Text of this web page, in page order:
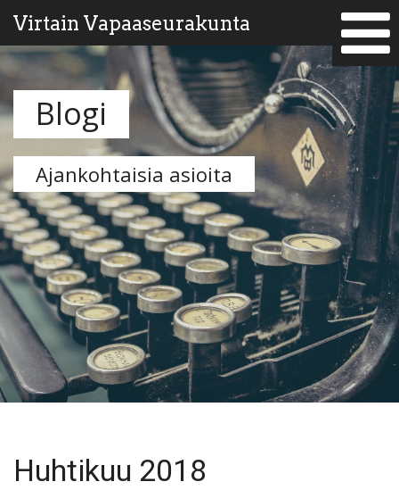
Virtain Vapaaseurakunta
Blogi
Ajankohtaisia asioita
Huhtikuu 2018